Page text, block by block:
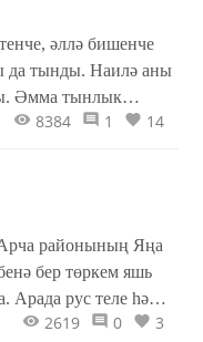
әллә бишенче
да тынды. Наилә аны
Әмма тынлык
«Самсунг»
8384 1 14
районының Яңа
бер төркем яшь
Арада рус теле һәм
итеп җибәрелгән
2619 0 3